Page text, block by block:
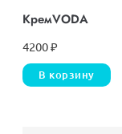
КремVODА
4200₽
В корзину